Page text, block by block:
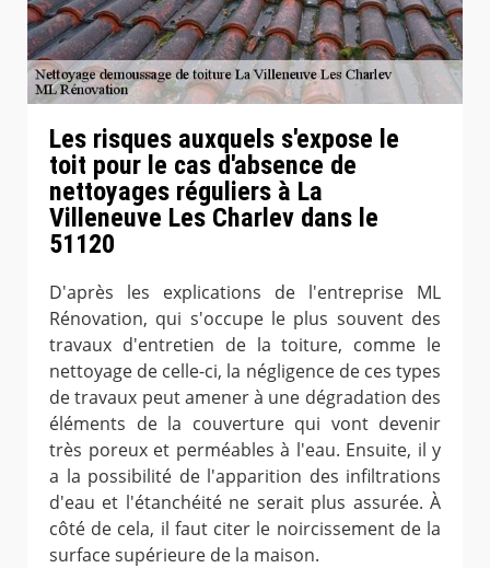
Les risques auxquels s'expose le
toit pour le cas d'absence de
nettoyages réguliers à La
Villeneuve Les Charlev dans le
51120
D'après les explications de l'entreprise ML
Rénovation, qui s'occupe le plus souvent des
travaux d'entretien de la toiture, comme le
nettoyage de celle-ci, la négligence de ces types
de travaux peut amener à une dégradation des
éléments de la couverture qui vont devenir
très poreux et perméables à l'eau. Ensuite, il y
a la possibilité de l'apparition des infiltrations
d'eau et l'étanchéité ne serait plus assurée. À
côté de cela, il faut citer le noircissement de la
surface supérieure de la maison.